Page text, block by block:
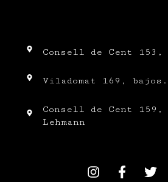
Consell de Cent 153,
Viladomat 169, bajos.
Consell de Cent 159,
Lehmann